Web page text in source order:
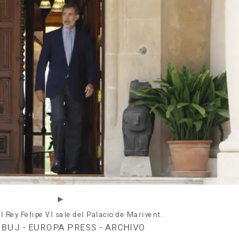
Archivo - El Rey Felipe VI sale del Palacio de Marivent.
- EUROPA PRESS - ARCHIVO